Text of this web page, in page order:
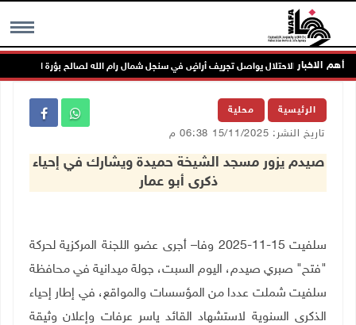
MENU أهم الاخبارالاحتلال يواصل تجريف أراضٍ في سنجل شمال رام الله لصالح بؤرة استعمارية
الرئيسية محلية
تاريخ النشر: 15/11/2025 06:38 م
صيدم يزور مسجد الشيخة حميدة ويشارك في إحياء
ذكرى أبو عمار
سلفيت 15-11-2025 وفا– أجرى عضو اللجنة المركزية لحركة
"فتح" صبري صيدم، اليوم السبت، جولة ميدانية في محافظة
سلفيت شملت عددا من المؤسسات والمواقع، في إطار إحياء
الذكرى السنوية لاستشهاد القائد ياسر عرفات وإعلان وثيقة